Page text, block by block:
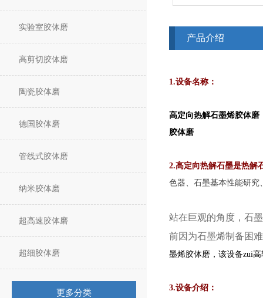
实验室胶体磨
高剪切胶体磨
陶瓷胶体磨
德国胶体磨
管线式胶体磨
纳米胶体磨
超高速胶体磨
超细胶体磨
更多分类
产品介绍
1.设备名称：
高定向热解石墨烯胶体磨
胶体磨
2.高定向热解石墨是热解
色器、石墨基本性能研究
站在巨观的角度，石
前因为石墨烯制备困
墨烯胶体磨，该设备zui
3.设备介绍：